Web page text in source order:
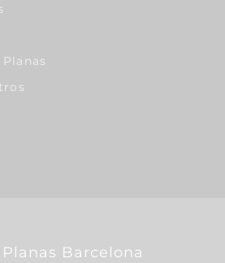
Barcelona